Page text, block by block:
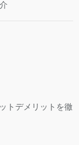
トデメリットを徹